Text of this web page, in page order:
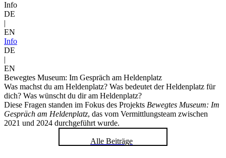
Info
DE
|
EN
Info
DE
|
EN
Bewegtes Museum: Im Gespräch am Heldenplatz
Was machst du am Heldenplatz? Was bedeutet der Heldenplatz für
dich? Was wünscht du dir am Heldenplatz?
Diese Fragen standen im Fokus des Projekts Bewegtes Museum: Im
Gespräch am Heldenplatz, das vom Vermittlungsteam zwischen
2021 und 2024 durchgeführt wurde.
Alle Beiträge